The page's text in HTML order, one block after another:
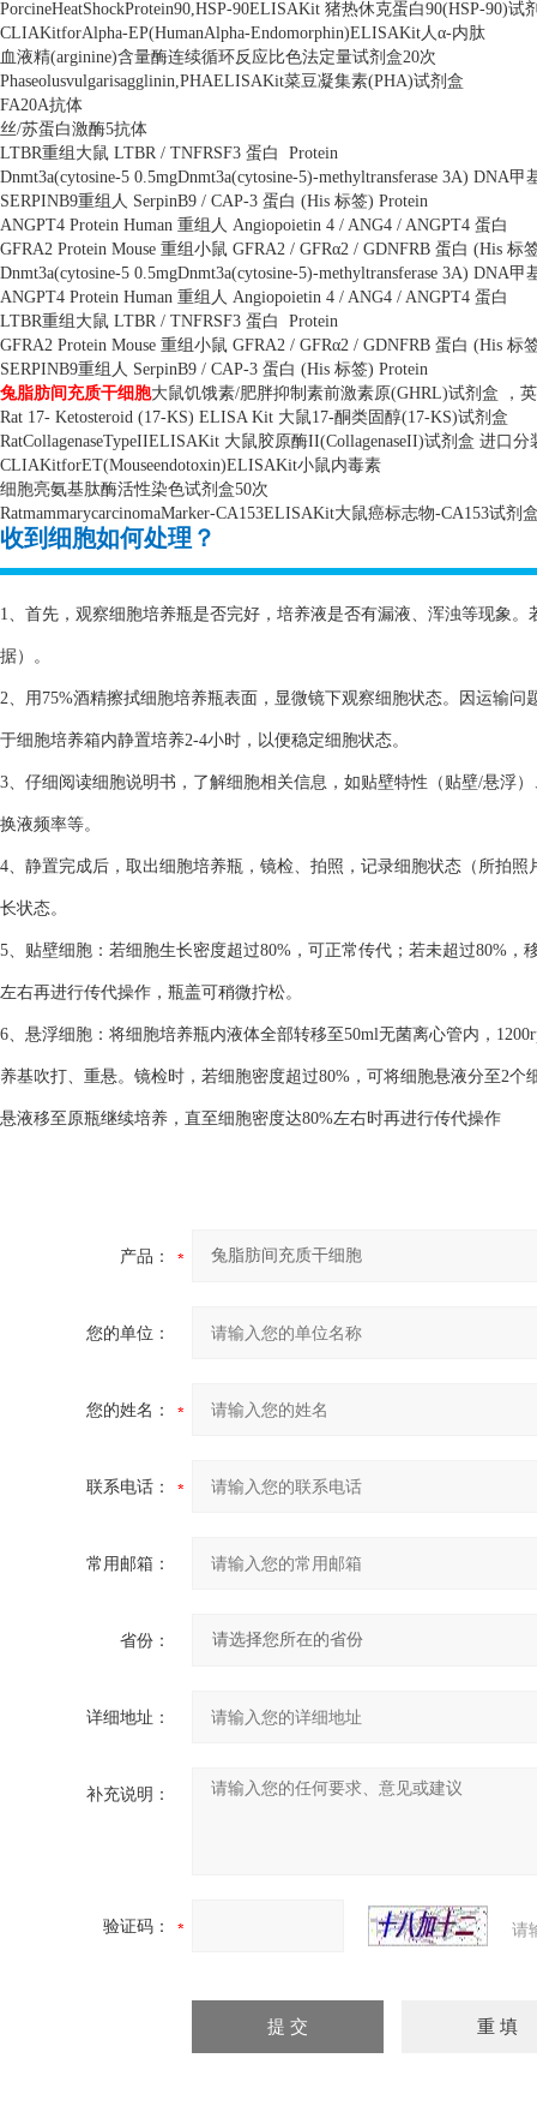
PorcineHeatShockProtein90,HSP-90ELISAKit 猪热休克蛋白90(HSP-90)试
CLIAKitforAlpha-EP(HumanAlpha-Endomorphin)ELISAKit人α-内肽
血液精(arginine)含量酶连续循环反应比色法定量试剂盒20次
Phaseolusvulgarisagglinin,PHAELISAKit菜豆凝集素(PHA)试剂盒
FA20A抗体
丝/苏蛋白激酶5抗体
LTBR重组大鼠 LTBR / TNFRSF3 蛋白
Protein
Dnmt3a(cytosine-5 0.5mgDnmt3a(cytosine-5)-methyltransferase 3A) DNA甲
SERPINB9重组人 SerpinB9 / CAP-3 蛋白 (His 标签) Protein
ANGPT4 Protein Human 重组人 Angiopoietin 4 / ANG4 / ANGPT4 蛋白
GFRA2 Protein Mouse 重组小鼠 GFRA2 / GFRα2 / GDNFRB 蛋白 (His 标
Dnmt3a(cytosine-5 0.5mgDnmt3a(cytosine-5)-methyltransferase 3A) DNA甲
ANGPT4 Protein Human 重组人 Angiopoietin 4 / ANG4 / ANGPT4 蛋白
LTBR重组大鼠 LTBR / TNFRSF3 蛋白
Protein
GFRA2 Protein Mouse 重组小鼠 GFRA2 / GFRα2 / GDNFRB 蛋白 (His 标
SERPINB9重组人 SerpinB9 / CAP-3 蛋白 (His 标签) Protein
兔脂肪间充质干细胞大鼠饥饿素/肥胖抑制素前激素原(GHRL)试剂盒 ，
Rat 17- Ketosteroid (17-KS) ELISA Kit 大鼠17-酮类固醇(17-KS)试剂盒
RatCollagenaseTypeIIELISAKit 大鼠胶原酶II(CollagenaseII)试剂盒 进口分
CLIAKitforET(Mouseendotoxin)ELISAKit小鼠内毒素
细胞亮氨基肽酶活性染色试剂盒50次
RatmammarycarcinomaMarker-CA153ELISAKit大鼠癌标志物-CA153试剂
收到细胞如何处理？
1、首先，观察细胞培养瓶是否完好，培养液是否有漏液、浑浊等现象
据）。
2、用75%酒精擦拭细胞培养瓶表面，显微镜下观察细胞状态。因运输
于细胞培养箱内静置培养2-4小时，以便稳定细胞状态。
3、仔细阅读细胞说明书，了解细胞相关信息，如贴壁特性（贴壁/悬浮
换液频率等。
4、静置完成后，取出细胞培养瓶，镜检、拍照，记录细胞状态（所拍
长状态。
5、贴壁细胞：若细胞生长密度超过80%，可正常传代；若未超过80%
左右再进行传代操作，瓶盖可稍微拧松。
6、悬浮细胞：将细胞培养瓶内液体全部转移至50ml无菌离心管内，
养基吹打、重悬。镜检时，若细胞密度超过80%，可将细胞悬液分至2
悬液移至原瓶继续培养，直至细胞密度达80%左右时再进行传代操作
产品：
您的单位：
您的姓名：
联系电话：
常用邮箱：
省份：
详细地址：
补充说明：
验证码： 请